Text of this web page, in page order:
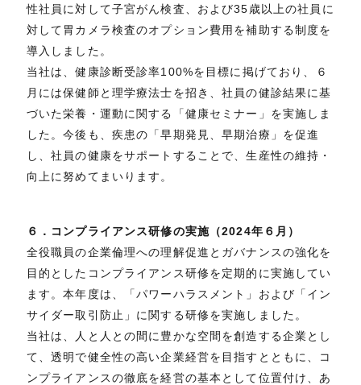
性社員に対して子宮がん検査、および35歳以上の社員に
対して胃カメラ検査のオプション費用を補助する制度を
導入しました。
当社は、健康診断受診率100%を目標に掲げており、６
月には保健師と理学療法士を招き、社員の健診結果に基
づいた栄養・運動に関する「健康セミナー」を実施しま
した。今後も、疾患の「早期発見、早期治療」を促進
し、社員の健康をサポートすることで、生産性の維持・
向上に努めてまいります。
６．コンプライアンス研修の実施（2024年６月）
全役職員の企業倫理への理解促進とガバナンスの強化を
目的としたコンプライアンス研修を定期的に実施してい
ます。本年度は、「パワーハラスメント」および「イン
サイダー取引防止」に関する研修を実施しました。
当社は、人と人との間に豊かな空間を創造する企業とし
て、透明で健全性の高い企業経営を目指すとともに、コ
ンプライアンスの徹底を経営の基本として位置付け、あ